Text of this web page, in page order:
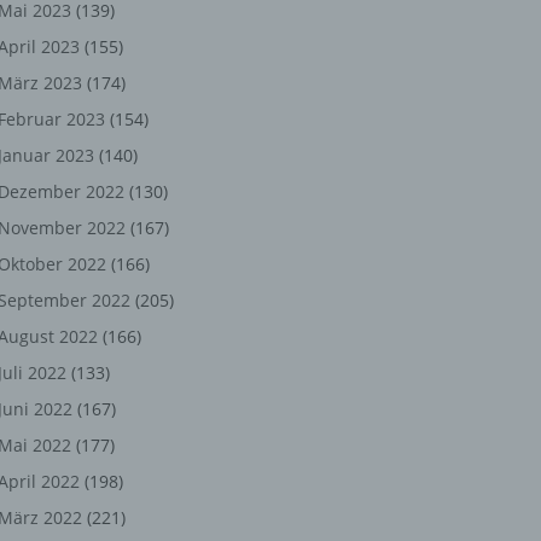
Mai 2023 (139)
2023 (155)
März 2023 (174)
Februar 2023 (154)
Januar 2023 (140)
Dezember 2022 (130)
November 2022 (167)
Oktober 2022 (166)
September 2022 (205)
2022 (166)
Juli 2022 (133)
Juni 2022 (167)
Mai 2022 (177)
2022 (198)
März 2022 (221)
oder